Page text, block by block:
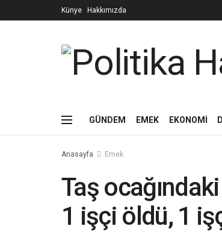
Künye Hakkımızda
GÜNDEM EMEK EKONOMİ
Anasayfa Emek
Taş
1 işçi öldü, 1